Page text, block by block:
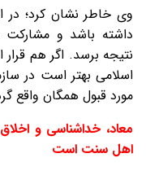
وی خاطر نشان کرد؛ در
داشته باشد و مشارکت
نتیجه برسد. اگر هم
اسلامی بهتر است در
مورد قبول همگان واقع
معاد، خداشناسی و
اهل سنت است